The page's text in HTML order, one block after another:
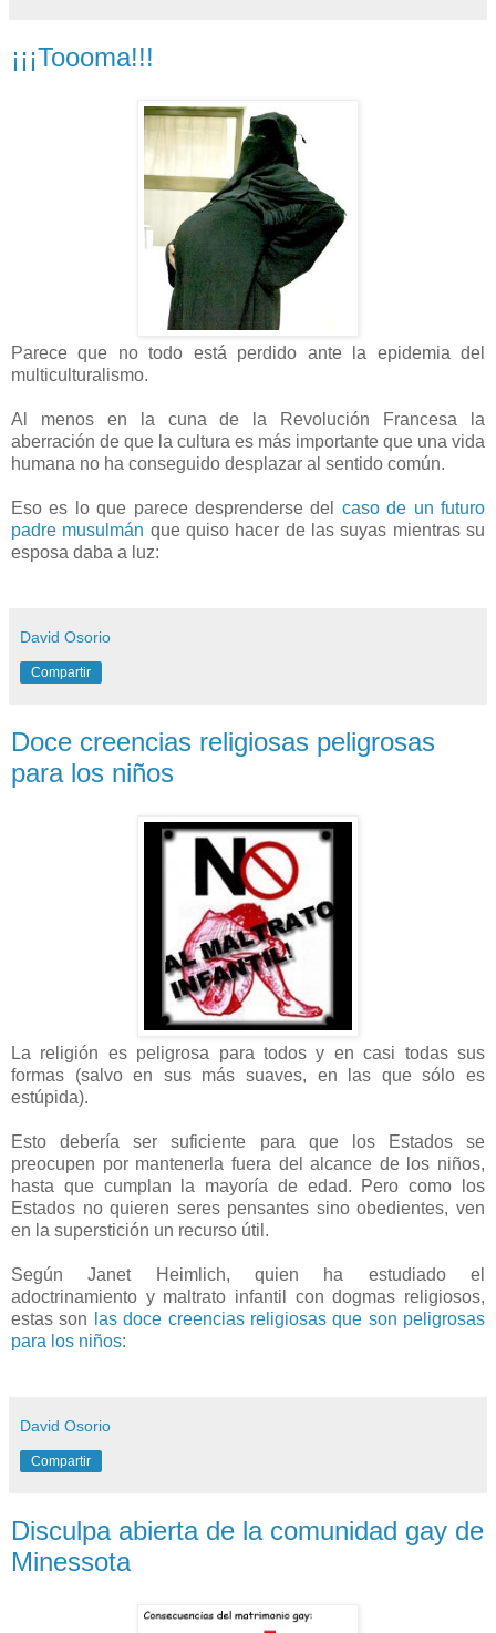
¡¡¡Toooma!!!
Parece que no todo está perdido ante la epidemia del
multiculturalismo.
Al menos en la cuna de la Revolución Francesa la
aberración de que la cultura es más importante que una vida
humana no ha conseguido desplazar al sentido común.
Eso es lo que parece desprenderse del caso de un futuro
padre musulmán que quiso hacer de las suyas mientras su
esposa daba a luz:
David Osorio
Compartir
Doce creencias religiosas peligrosas
para los niños
La religión es peligrosa para todos y en casi todas sus
formas (salvo en sus más suaves, en las que sólo es
estúpida).
Esto debería ser suficiente para que los Estados se
preocupen por mantenerla fuera del alcance de los niños,
hasta que cumplan la mayoría de edad. Pero como los
Estados no quieren seres pensantes sino obedientes, ven
en la superstición un recurso útil.
Según Janet Heimlich, quien ha estudiado el
adoctrinamiento y maltrato infantil con dogmas religiosos,
estas son
las doce creencias religiosas que son peligrosas
para los niños:
David Osorio
Compartir
Disculpa abierta de la comunidad gay de
Minessota